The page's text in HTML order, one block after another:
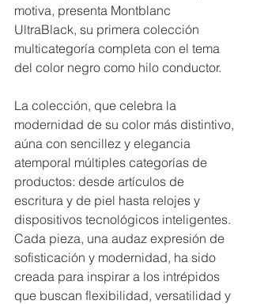
motiva, presenta Montblanc
UltraBlack, su primera colección
multicategoría completa con el tema
del color negro como hilo conductor.
La colección, que celebra la
modernidad de su color más distintivo,
aúna con sencillez y elegancia
atemporal múltiples categorías de
productos: desde artículos de
escritura y de piel hasta relojes y
dispositivos tecnológicos inteligentes.
Cada pieza, una audaz expresión de
sofisticación y modernidad, ha sido
creada para inspirar a los intrépidos
que buscan flexibilidad, versatilidad y